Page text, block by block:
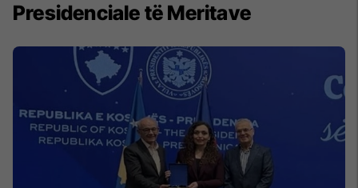
Presidenciale të Meritave